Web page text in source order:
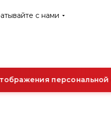
с нами
персональной